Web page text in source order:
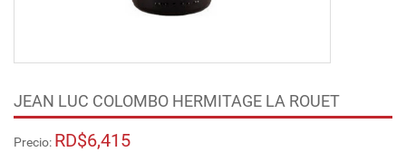
JEAN LUC COLOMBO HERMITAGE LA ROUET
Precio: RD$6,415